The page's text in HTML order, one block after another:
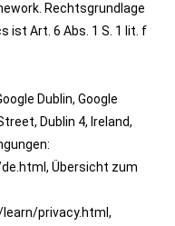
Rechtsgrundlage
ist Art. 6 Abs. 1 S. 1 lit. f
Dublin, Google
Dublin 4, Ireland,
Übersicht zum
privacy.html,